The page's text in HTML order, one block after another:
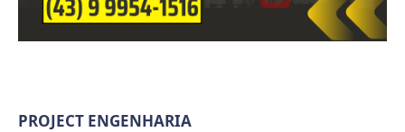
PROJECT ENGENHARIA